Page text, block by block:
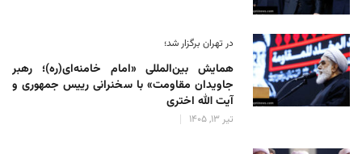
در تهران برگزار شد؛
همایش بین‌المللی «امام خامنه‌ای(ره)؛ رهبر
جاویدان مقاومت» با سخنرانی رییس جمهوری و
آیت الله اختری
تیر 13, 1405